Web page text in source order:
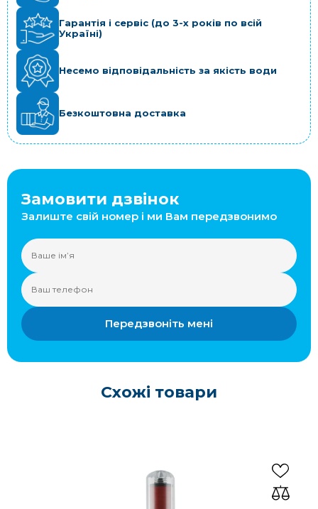
Гарантія і сервіс (до 3-х років по всій
Україні)
Несемо відповідальність за якість води
Безкоштовна доставка
Замовити дзвінок
Залиште свій номер і ми Вам передзвонимо
Передзвоніть мені
Схожі товари